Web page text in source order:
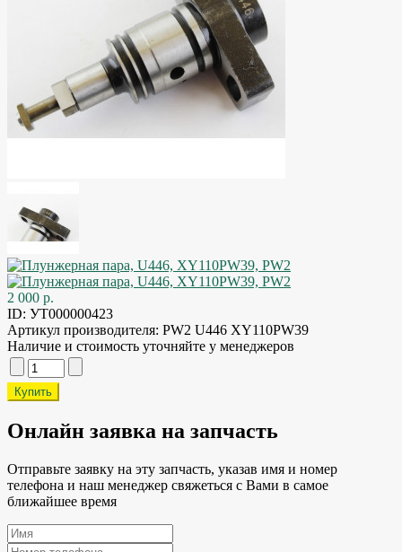
2 000 р.
ID: УТ000000423
Артикул производителя: PW2 U446 XY110PW39
Наличие и стоимость уточняйте у менеджеров
Онлайн заявка на запчасть
Отправьте заявку на эту запчасть, указав имя и номер
телефона и наш менеджер свяжеться с Вами в самое
ближайшее время